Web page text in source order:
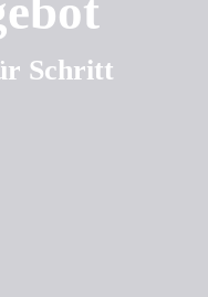
Schritt